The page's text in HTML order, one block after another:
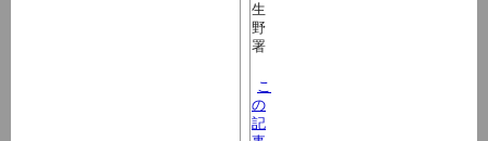
生
野
署
こ
の
記